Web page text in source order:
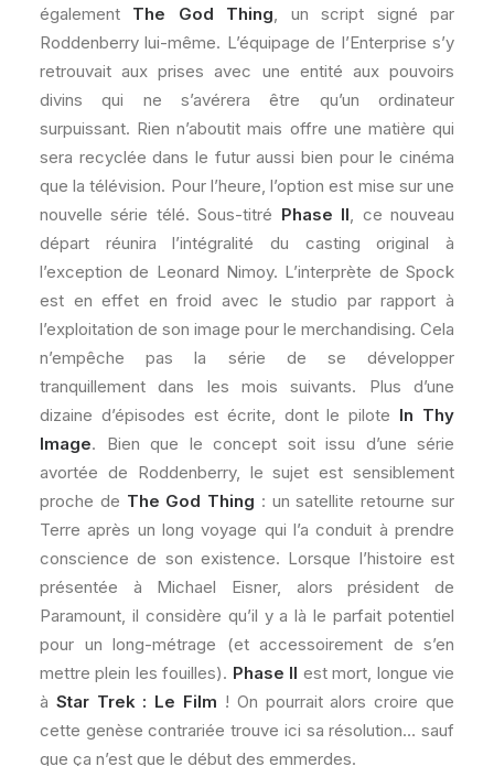
également The God Thing, un script signé par
Roddenberry lui-même. L’équipage de l’Enterprise s’y
retrouvait aux prises avec une entité aux pouvoirs
divins qui ne s’avérera être qu’un ordinateur
surpuissant. Rien n’aboutit mais offre une matière qui
sera recyclée dans le futur aussi bien pour le cinéma
que la télévision. Pour l’heure, l’option est mise sur une
nouvelle série télé. Sous-titré Phase II, ce nouveau
départ réunira l’intégralité du casting original à
l’exception de Leonard Nimoy. L’interprète de Spock
est en effet en froid avec le studio par rapport à
l’exploitation de son image pour le merchandising. Cela
n’empêche pas la série de se développer
tranquillement dans les mois suivants. Plus d’une
dizaine d’épisodes est écrite, dont le pilote In Thy
Image. Bien que le concept soit issu d’une série
avortée de Roddenberry, le sujet est sensiblement
proche de The God Thing : un satellite retourne sur
Terre après un long voyage qui l’a conduit à prendre
conscience de son existence. Lorsque l’histoire est
présentée à Michael Eisner, alors président de
Paramount, il considère qu’il y a là le parfait potentiel
pour un long-métrage (et accessoirement de s’en
mettre plein les fouilles). Phase II est mort, longue vie
à Star Trek : Le Film ! On pourrait alors croire que
cette genèse contrariée trouve ici sa résolution… sauf
que ça n’est que le début des emmerdes.